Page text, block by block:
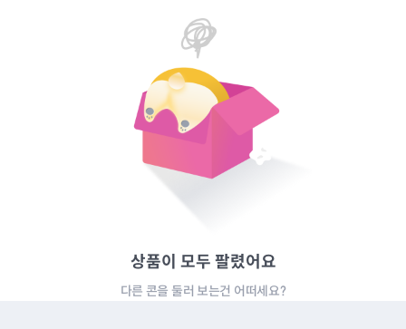
상품이 모두 팔렸어요
다른 콘을 둘러 보는건 어떠세요?